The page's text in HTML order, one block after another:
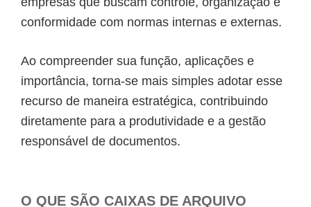
conformidade com normas internas e externas.
Ao compreender sua função, aplicações e
importância, torna-se mais simples adotar esse
recurso de maneira estratégica, contribuindo
diretamente para a produtividade e a gestão
responsável de documentos.
O QUE SÃO CAIXAS DE ARQUIVO